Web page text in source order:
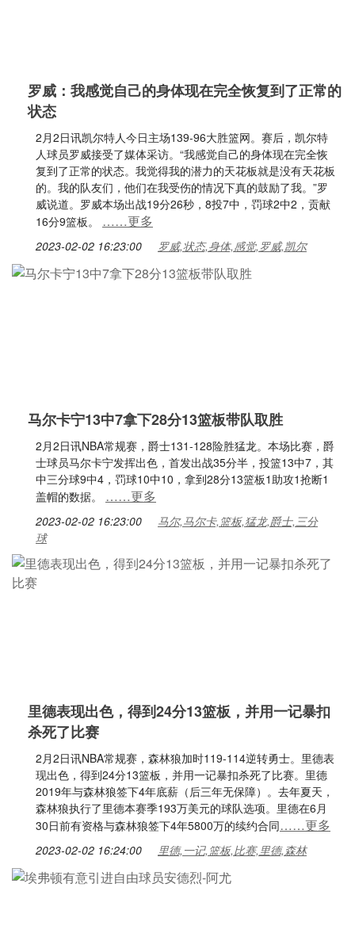
罗威：我感觉自己的身体现在完全恢复到了正常的
状态
2月2日讯凯尔特人今日主场139-96大胜篮网。赛后，凯尔特
人球员罗威接受了媒体采访。“我感觉自己的身体现在完全恢
复到了正常的状态。我觉得我的潜力的天花板就是没有天花板
的。我的队友们，他们在我受伤的情况下真的鼓励了我。”罗
威说道。罗威本场出战19分26秒，8投7中，罚球2中2，贡献
16分9篮板。 ……更多
2023-02-02 16:23:00 罗威,状态,身体,感觉,罗威,凯尔
马尔卡宁13中7拿下28分13篮板带队取胜
2月2日讯NBA常规赛，爵士131-128险胜猛龙。本场比赛，爵
士球员马尔卡宁发挥出色，首发出战35分半，投篮13中7，其
中三分球9中4，罚球10中10，拿到28分13篮板1助攻1抢断1
盖帽的数据。 ……更多
2023-02-02 16:23:00
马尔,马尔卡,篮板,猛龙,爵士,三分
球
里德表现出色，得到24分13篮板，并用一记暴扣
杀死了比赛
2月2日讯NBA常规赛，森林狼加时119-114逆转勇士。里德表
现出色，得到24分13篮板，并用一记暴扣杀死了比赛。里德
2019年与森林狼签下4年底薪（后三年无保障）。去年夏天，
森林狼执行了里德本赛季193万美元的球队选项。里德在6月
30日前有资格与森林狼签下4年5800万的续约合同……更多
2023-02-02 16:24:00 里德,一记,篮板,比赛,里德,森林